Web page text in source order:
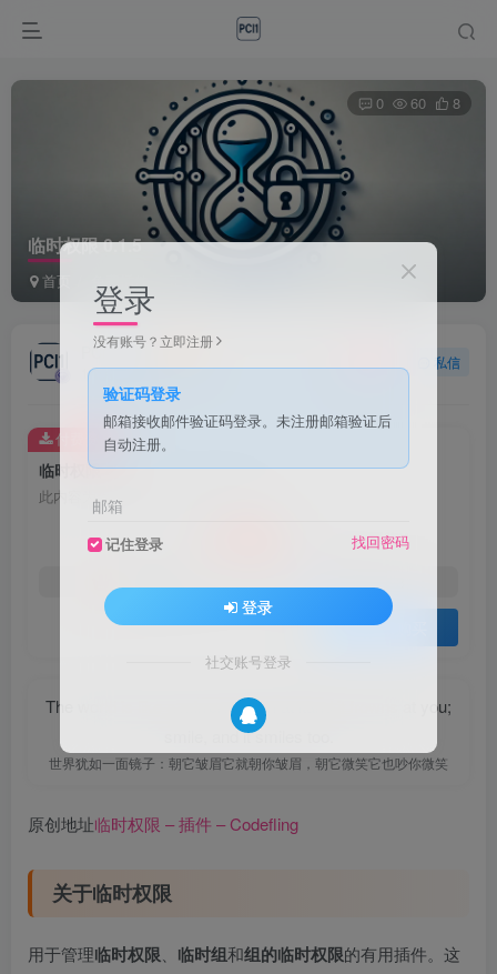
临时权限 0.1.5
首页
0 60 8
PCI1
1个月前发布
私信
临时权限 0.1.5
此内容为付费资源，请付费后查看
登录购买
付费资源
The world is like a mirror: Frown at itand it frowns at you;
smile, and it smiles too.
世界犹如一面镜子：朝它皱眉它就朝你皱眉，朝它微笑它也吵你微笑
原创地址临时权限 – 插件 – Codefling
关于临时权限
用于管理临时权限 临时组和组的临时权限的有用插件。这
登录
没有账号？立即注册
验证码登录
邮箱接收邮件验证码登录。未注册邮箱验证后
自动注册。
邮箱
记住登录 找回密码
登录
社交账号登录